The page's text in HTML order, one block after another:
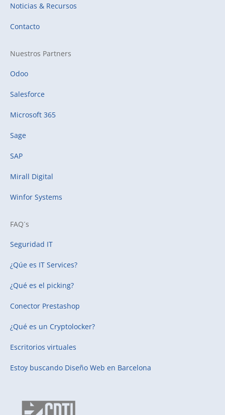
Noticias & Recursos
Contacto
Nuestros Partners
Odoo
Salesforce
Microsoft 365
Sage
SAP
Mirall Digital
Winfor Systems
FAQ´s
Seguridad IT
¿Qúe es IT Services?
¿Qué es el picking?
Conector Prestashop
¿Qué es un Cryptolocker?
Escritorios virtuales
Estoy buscando Diseño Web en Barcelona